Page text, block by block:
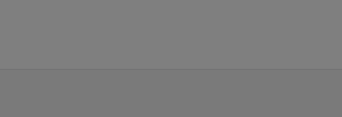
stedelijke oase in het hart van de stad